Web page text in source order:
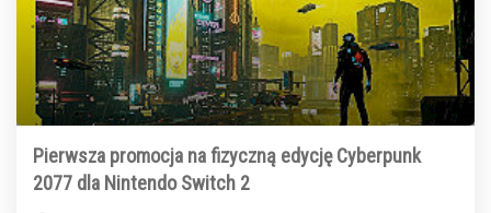
Pierwsza promocja na fizyczną edycję Cyberpunk
2077 dla Nintendo Switch 2